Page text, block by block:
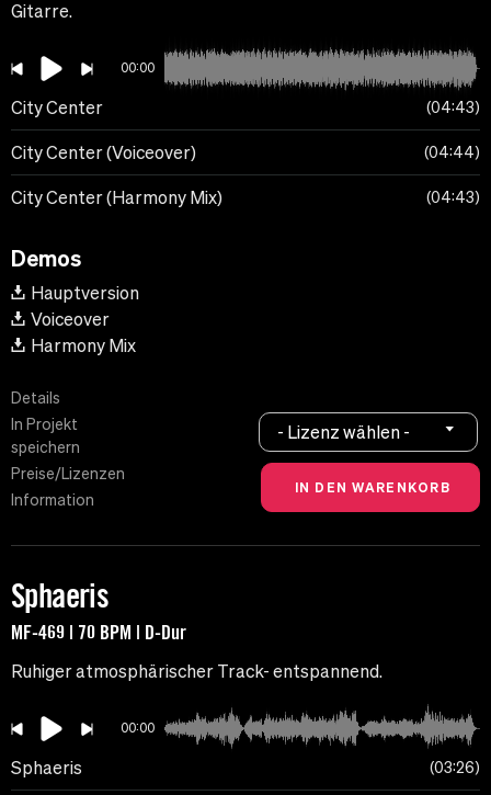
Gitarre.
00:00
City Center 04:43
City Center (Voiceover) 04:44
City Center (Harmony Mix) 04:43
Demos
Hauptversion
Voiceover
Harmony Mix
Details
In Projekt
speichern
Preise/Lizenzen
Information
- Lizenz wählen -
Sphaeris
MF-469 | 70 BPM | D-Dur
Ruhiger atmosphärischer Track- entspannend.
00:00
Sphaeris 03:26